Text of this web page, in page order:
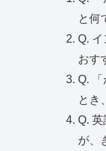
と何
Q.
おす
Q.
とき
Q.
が、